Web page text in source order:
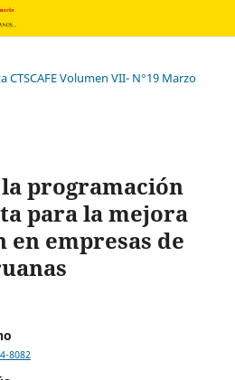
CTSCAFE Volumen VII- N°19 Marzo
programación
para la mejora
empresas de
8082